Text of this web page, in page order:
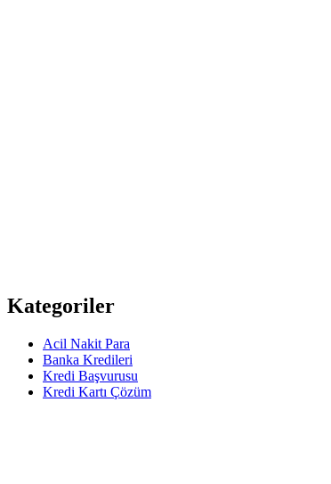
Kategoriler
Acil Nakit Para
Banka Kredileri
Kredi Başvurusu
Kredi Kartı Çözüm